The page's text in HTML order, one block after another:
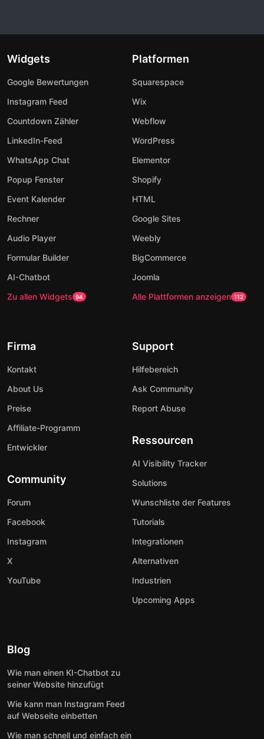
Widgets
Google Bewertungen
Instagram Feed
Countdown Zähler
LinkedIn-Feed
WhatsApp Chat
Popup Fenster
Event Kalender
Rechner
Audio Player
Formular Builder
AI-Chatbot
Zu allen Widgets 94
Platformen
Squarespace
Wix
Webflow
WordPress
Elementor
Shopify
HTML
Google Sites
Weebly
BigCommerce
Joomla
Alle Plattformen anzeigen 112
Firma
Kontakt
About Us
Preise
Affiliate-Programm
Entwickler
Community
Forum
Facebook
Instagram
X
YouTube
Support
Hilfebereich
Ask Community
Report Abuse
Ressourcen
AI Visibility Tracker
Solutions
Wunschliste der Features
Tutorials
Integrationen
Alternativen
Industrien
Upcoming Apps
Blog
Wie man einen KI-Chatbot zu
seiner Website hinzufügt
Wie kann man Instagram Feed
auf Webseite einbetten
Wie man schnell und einfach ein